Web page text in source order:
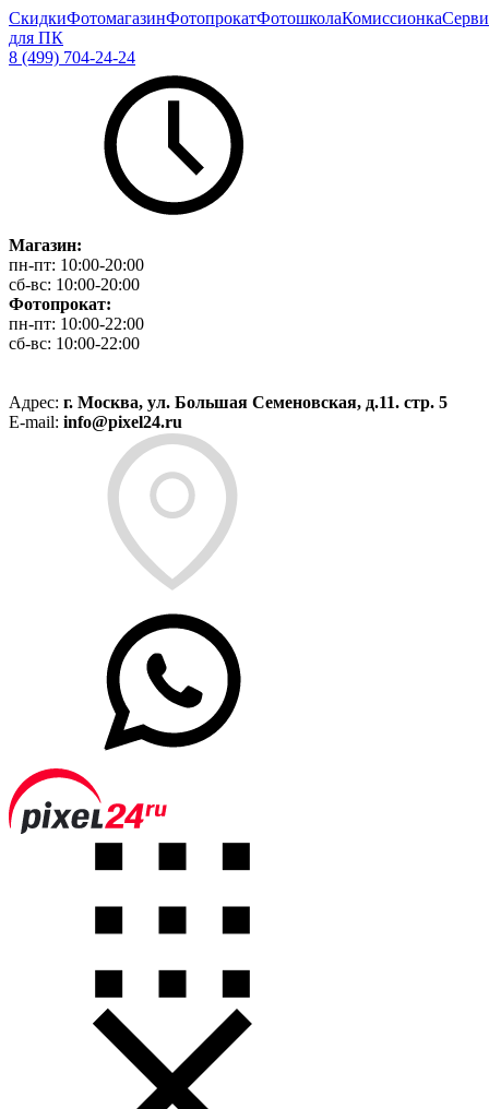
СкидкиФотомагазинФотопрокатФотошколаКомиссионка
для ПК
8 (499) 704-24-24
Магазин:
пн-пт: 10:00-20:00
сб-вс: 10:00-20:00
Фотопрокат:
пн-пт: 10:00-22:00
сб-вс: 10:00-22:00
Адрес: г. Москва, ул. Большая Семеновская, д.11. стр. 5
E-mail: info@pixel24.ru